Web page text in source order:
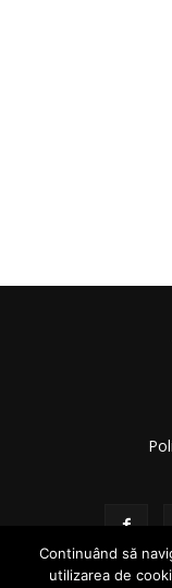
Continuând să
utilizarea de